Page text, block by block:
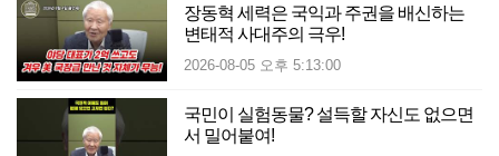
장동혁 세력은 국익과 주권을 배신하는
변태적 사대주의 극우!
2026-08-05 오후 5:13:00
국민이 실험동물? 설득할 자신도 없으면
서 밀어붙여!